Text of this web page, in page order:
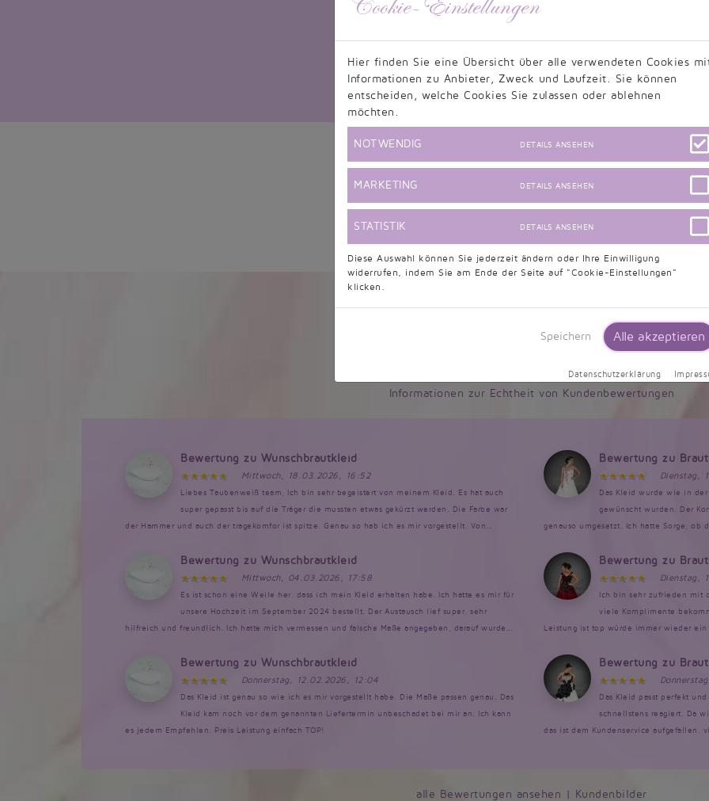
« 1 2
Filter löschen und alle Produkte anzeigen
Kundenbewertungen
Informationen zur Echtheit von Kundenbewertungen
Bewertung zu Wunschbrautkleid
Mittwoch, 18.03.2026, 16:52
Liebes Taubenweiß team, Ich bin sehr begeistert von meinem Kleid. Es hat auch
super gepasst bis auf die Träger die mussten etwas gekürzt werden. Die Farbe war
der Hammer und auch der tragekomfor ist spitze. Genau so hab ich es mir vorgestellt. Von...
Bewertung zu
Dienstag,
Das Kleid wurde wie in
gewünscht wurden. Der
genauso umgesetzt. Ich hatte Sorge,
Bewertung zu Wunschbrautkleid
Mittwoch, 04.03.2026, 17:58
Es ist schon eine Weile her, dass ich mein Kleid erhalten habe. Ich hatte es mir für
unsere Hochzeit im September 2024 bestellt. Der Austausch lief super, sehr
hilfreich und freundlich. Ich hatte mich vermessen und falsche Maße angegeben, darauf wurde...
Bewertung zu
Dienstag,
Ich bin sehr zufrieden mit
viele Komplimente
Leistung ist top würde immer wieder
Bewertung zu Wunschbrautkleid
Donnerstag, 12.02.2026, 12:04
Das Kleid ist genau so wie ich es mir vorgestellt habe. Die Maße passen genau. Das
Kleid kam noch vor dem genannten Liefertermin unbeschadet bei mir an. Ich kann
es jedem Empfehlen. Preis Leistung einfach TOP!
Bewertung zu
Das Kleid passt perfekt
schnellstens reagiert. Da
das ist dem Kundenservice aufgefallen,
alle Bewertungen ansehen | Kundenbilder
Hier finden Sie eine Übersicht über alle verwendeten Cookies
Informationen zu Anbieter, Zweck und Laufzeit. Sie können
entscheiden, welche Cookies Sie zulassen oder ablehnen
möchten.
NOTWENDIG DETAILS ANSEHEN
MARKETING DETAILS ANSEHEN
STATISTIK DETAILS ANSEHEN
Diese Auswahl können Sie jederzeit ändern oder Ihre Einwilligung
widerrufen, indem Sie am Ende der Seite auf "Cookie-Einstellungen"
klicken.
Speichern Alle akzeptieren
Datenschutzerklärung